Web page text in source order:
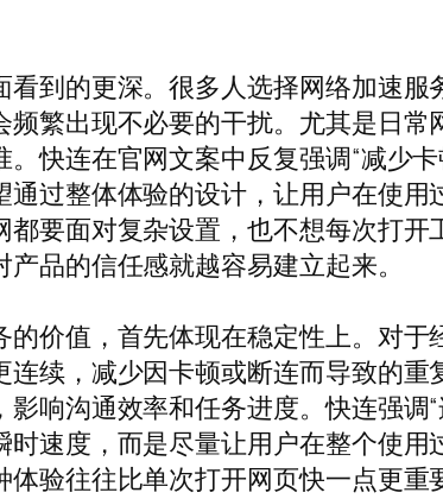
到的更深。很多人选择网络加速
繁出现不必要的干扰。尤其是日
快连在官网文案中反复强调“减少
过整体体验的设计，让用户在使
要面对复杂设置，也不想每次打
品的信任感就越容易建立起来。
价值，首先体现在稳定性上。对
续，减少因卡顿或断连而导致的
响沟通效率和任务进度。快连强调
速度，而是尽量让用户在整个使用
验往往比单次打开网页快一点更重